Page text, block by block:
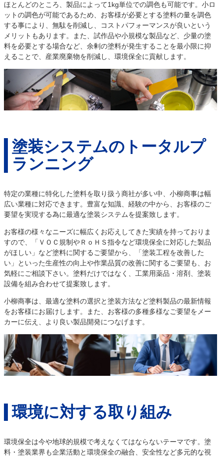
ほとんどのところ、製品によって1kg単位での調色も可能です。小ロ
ットの調色が可能であるため、お客様が必要とする塗料の量を調色
する事により、無駄を削減し、コストパフォーマンスが良いという
メリットもあります。また、試作品や小規模な製品など、少量の塗
料を必要とする場合など、余剰の塗料が発生することを最小限に抑
えることで、産業廃棄物を削減し、環境保全に貢献します。
塗装システムのトータルプ
ランニング
特定の業種に特化した塗料を取り扱う商社が多い中、小柳商事は幅
広い業種に対応できます。豊富な知識、経験の中から、お客様のご
要望を実現する為に最適な塗装システムを提案致します。
お客様の様々なニーズに幅広くお応えしてきた実績を持っておりま
すので、「ＶＯＣ規制やＲｏＨＳ指令など環境保全に対応した製品
がほしい」など塗料に関するご要望から、「塗装工程を改善した
い」といった生産性の向上や作業品質の改善に関するご要望も、お
気軽にご相談下さい。塗料だけではなく、工業用薬品・溶剤、塗装
設備を組み合わせて提案致します。
小柳商事は、最適な塗料の選択と塗装方法など塗料製品の最新情報
をお客様にお届けします。また、お客様の多種多様なご要望をメー
カーに伝え、より良い製品開発につなげます。
環境に対する取り組み
環境保全は今や地球的規模で考えなくてはならないテーマです。塗
料・塗装業界も企業活動と環境保全の融合、安全性など多元的な視